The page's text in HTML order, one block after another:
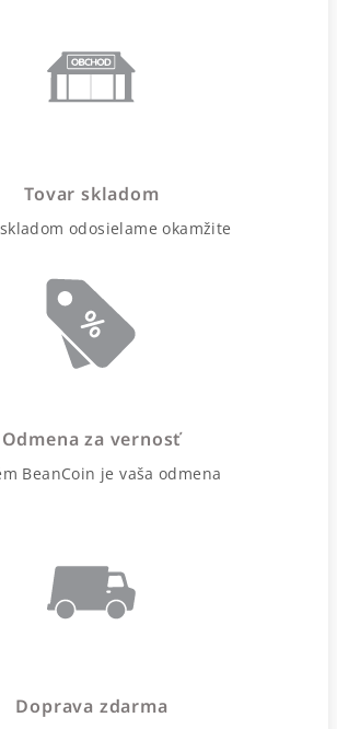
Tovar skladom
odosielame okamžite
Odmena za vernosť
BeanCoin je vaša odmena
Doprava zdarma